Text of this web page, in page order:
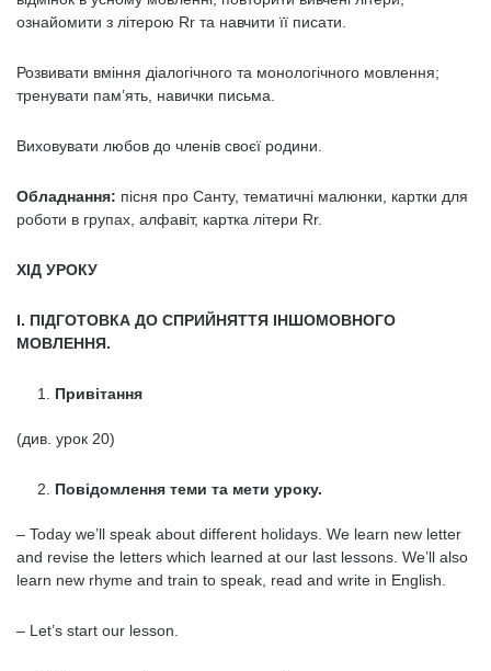
ознайомити з літерою Rr та навчити її писати.
Розвивати вміння діалогічного та монологічного мовлення;
тренувати пам’ять, навички письма.
Виховувати любов до членів своєї родини.
Обладнання: пісня про Санту, тематичні малюнки, картки для
роботи в групах, алфавіт, картка літери Rr.
ХІД УРОКУ
І. ПІДГОТОВКА ДО СПРИЙНЯТТЯ ІНШОМОВНОГО
МОВЛЕННЯ.
Привітання
(див. урок 20)
Повідомлення теми та мети уроку.
– Today we’ll speak about different holidays. We learn new letter
and revise the letters which learned at our last lessons. We’ll also
learn new rhyme and train to speak, read and write in English.
– Let’s start our lesson.